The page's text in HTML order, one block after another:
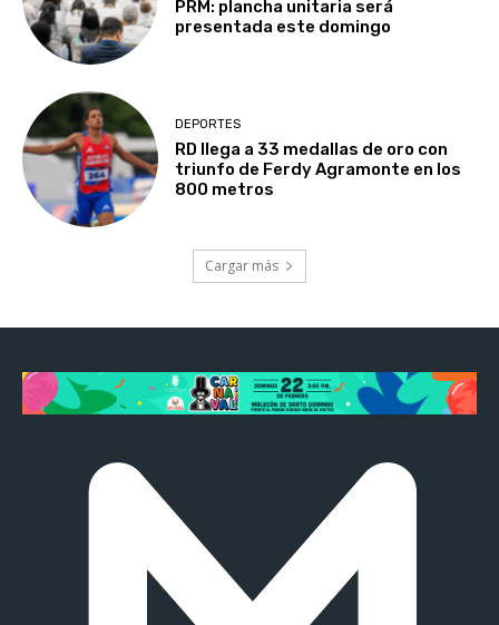
PRM: plancha unitaria será
presentada este domingo
DEPORTES
RD llega a 33 medallas de oro con
triunfo de Ferdy Agramonte en los
800 metros
Cargar más